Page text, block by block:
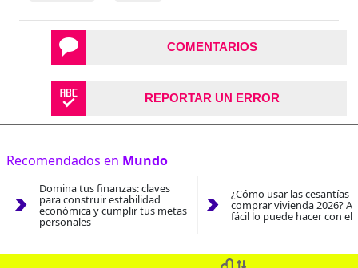
COMENTARIOS
REPORTAR UN ERROR
Recomendados en Mundo
Domina tus finanzas: claves
para construir estabilidad
económica y cumplir tus metas
personales
¿Cómo usar las cesantías
comprar vivienda 2026?
fácil lo puede hacer con el